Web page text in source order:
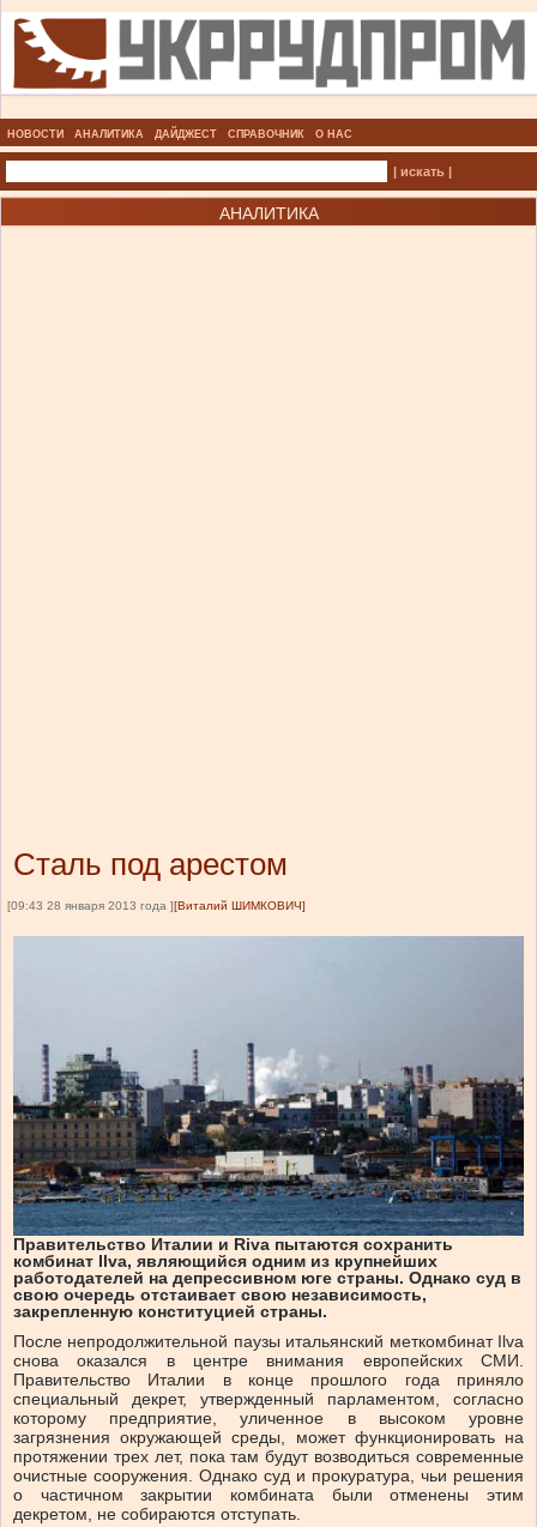
НОВОСТИ АНАЛИТИКА ДАЙДЖЕСТ СПРАВОЧНИК О НАС
| искать |
АНАЛИТИКА
Сталь под арестом
[09:43 28 января 2013 года ] [Виталий ШИМКОВИЧ]
Правительство Италии и Riva пытаются сохранить
комбинат Ilva, являющийся одним из крупнейших
работодателей на депрессивном юге страны. Однако суд в
свою очередь отстаивает свою независимость,
закрепленную конституцией страны.
После непродолжительной паузы итальянский меткомбинат Ilva
снова оказался в центре внимания европейских СМИ.
Правительство Италии в конце прошлого года приняло
специальный декрет, утвержденный парламентом, согласно
которому предприятие, уличенное в высоком уровне
загрязнения окружающей среды, может функционировать на
протяжении трех лет, пока там будут возводиться современные
очистные сооружения. Однако суд и прокуратура, чьи решения
о частичном закрытии комбината были отменены этим
декретом, не собираются отступать.